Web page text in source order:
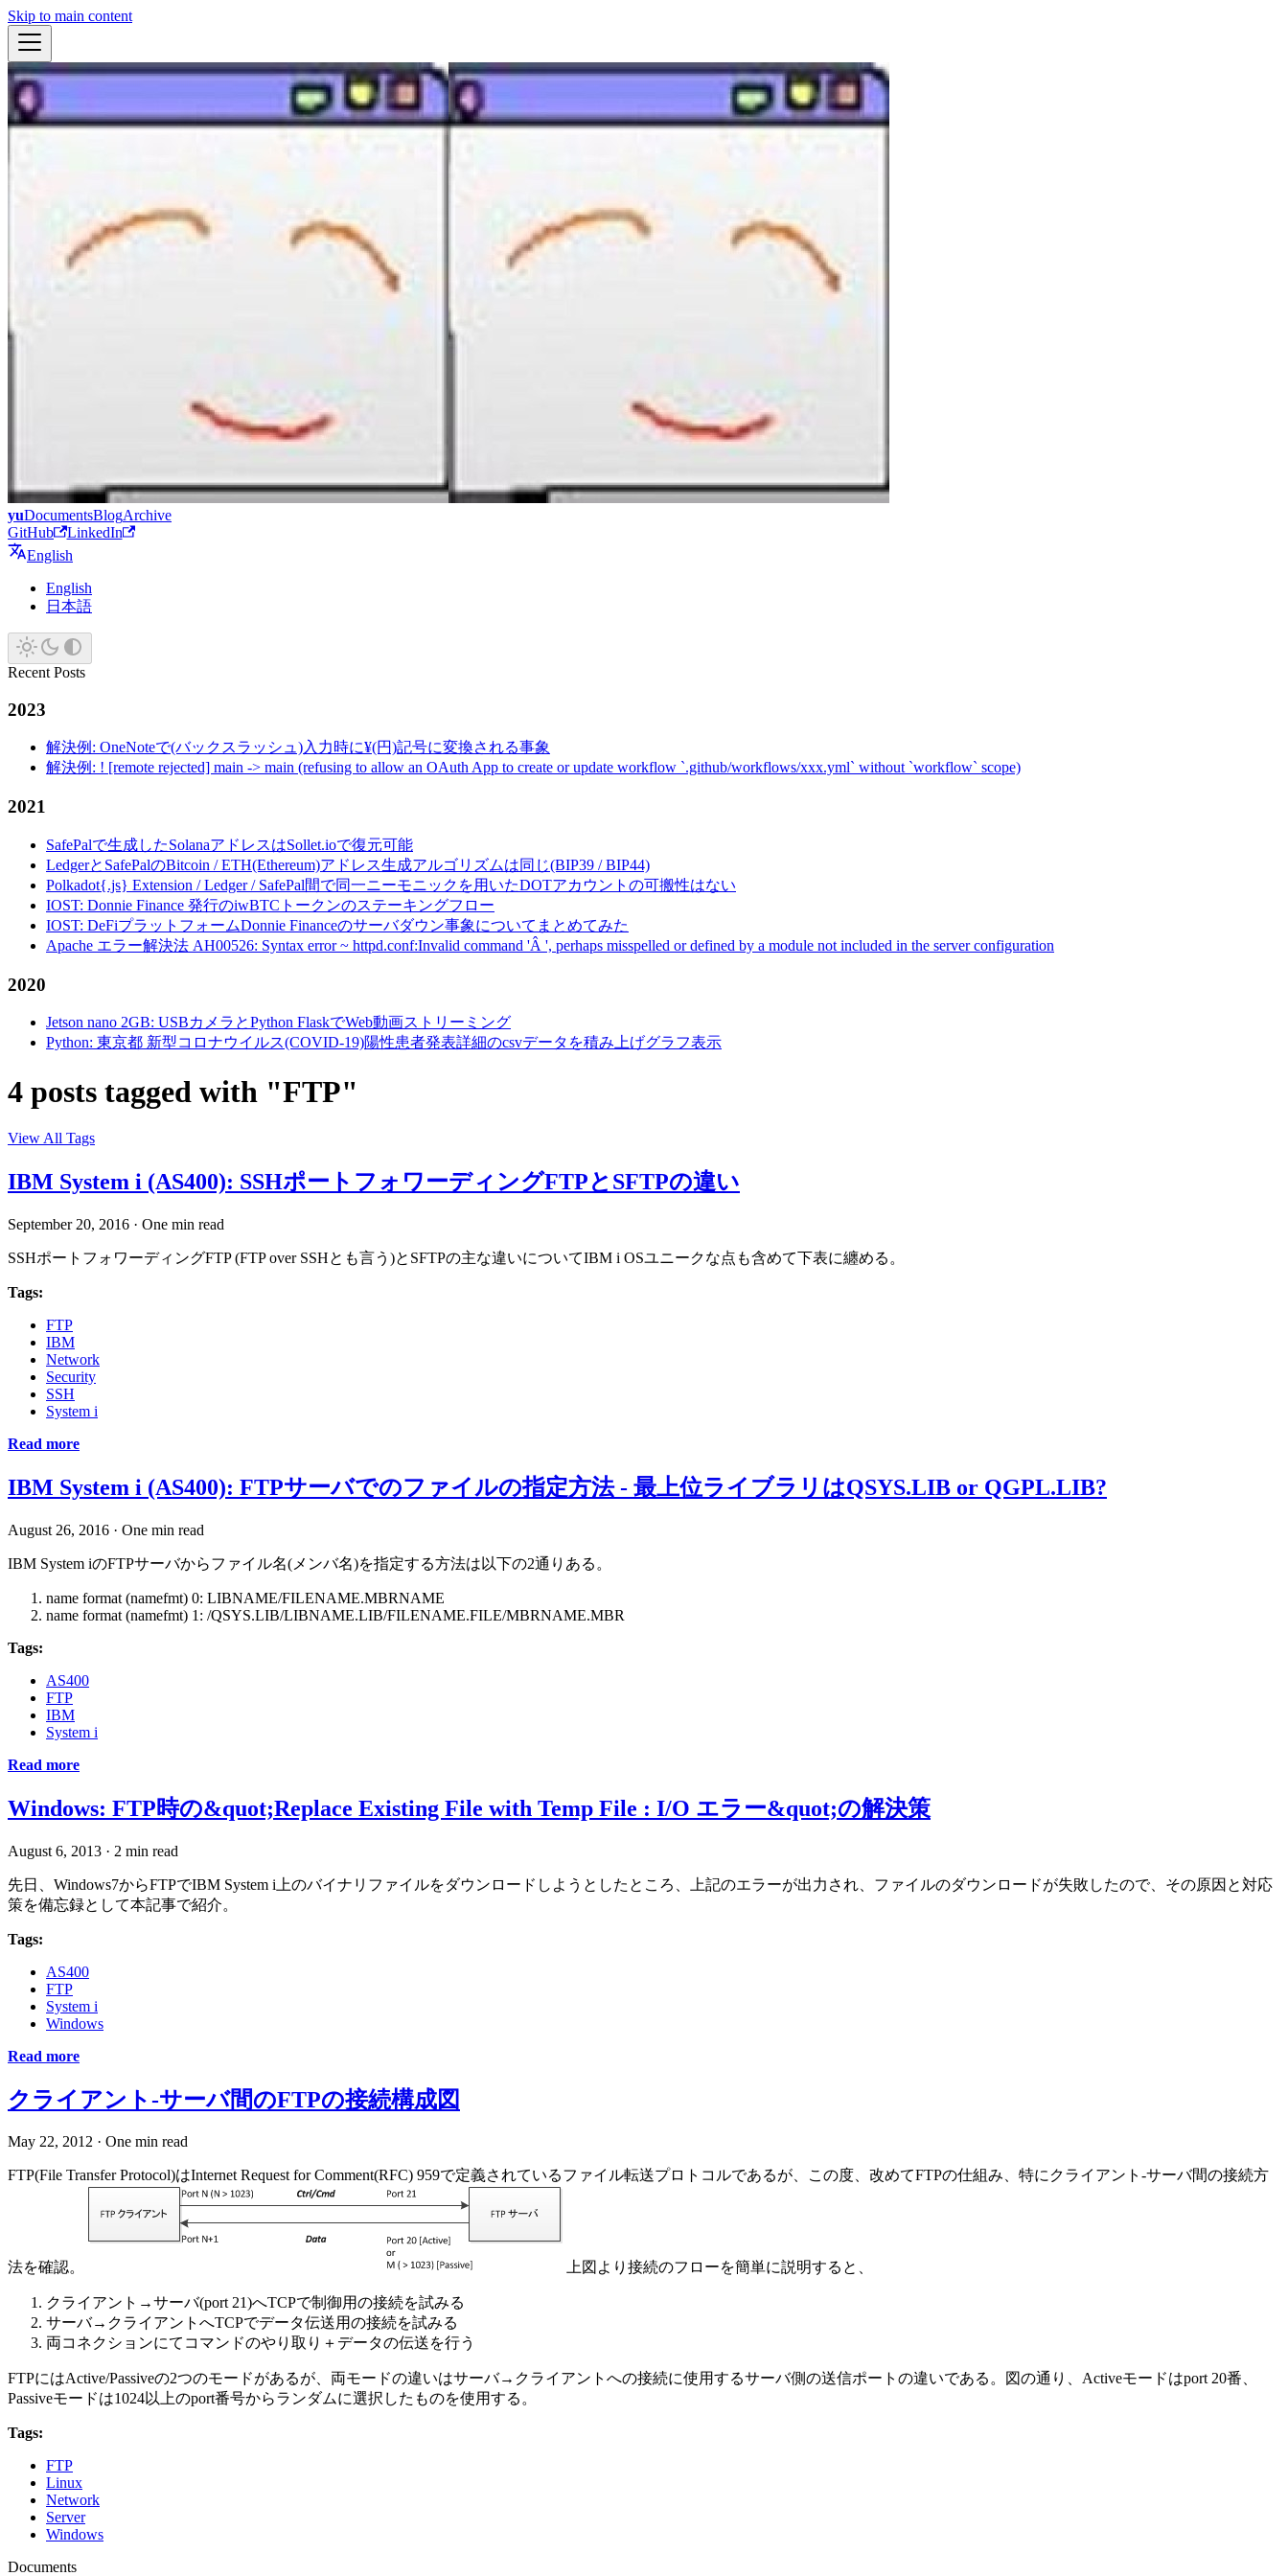
Skip to main content
yuDocumentsBlogArchive
GitHub
LinkedIn
English
English
日本語
Recent Posts
2023
解決例: OneNoteで(バックスラッシュ)入力時に¥(円)記号に変換される事象
解決例: ! [remote rejected] main -> main (refusing to allow an OAuth App to create or update workflow `.github/workflows/xxx.yml` without `workflow` scope)
2021
SafePalで生成したSolanaアドレスはSollet.ioで復元可能
LedgerとSafePalのBitcoin / ETH(Ethereum)アドレス生成アルゴリズムは同じ(BIP39 / BIP44)
Polkadot{.js} Extension / Ledger / SafePal間で同一ニーモニックを用いたDOTアカウントの可搬性はない
IOST: Donnie Finance 発行のiwBTCトークンのステーキングフロー
IOST: DeFiプラットフォームDonnie Financeのサーバダウン事象についてまとめてみた
Apache エラー解決法 AH00526: Syntax error ~ httpd.conf:Invalid command 'Â ', perhaps misspelled or defined by a module not included in the server configuration
2020
Jetson nano 2GB: USBカメラとPython FlaskでWeb動画ストリーミング
Python: 東京都 新型コロナウイルス(COVID-19)陽性患者発表詳細のcsvデータを積み上げグラフ表示
4 posts tagged with "FTP"
View All Tags
IBM System i (AS400): SSHポートフォワーディングFTPとSFTPの違い
September 20, 2016 · One min read
SSHポートフォワーディングFTP (FTP over SSHとも言う)とSFTPの主な違いについてIBM i OSユニークな点も含めて下表に纏める。
Tags:
FTP
IBM
Network
Security
SSH
System i
Read more
IBM System i (AS400): FTPサーバでのファイルの指定方法 - 最上位ライブラリはQSYS.LIB or QGPL.LIB?
August 26, 2016 · One min read
IBM System iのFTPサーバからファイル名(メンバ名)を指定する方法は以下の2通りある。
name format (namefmt) 0: LIBNAME/FILENAME.MBRNAME
name format (namefmt) 1: /QSYS.LIB/LIBNAME.LIB/FILENAME.FILE/MBRNAME.MBR
Tags:
AS400
FTP
IBM
System i
Read more
Windows: FTP時の&quot;Replace Existing File with Temp File : I/O エラー&quot;の解決策
August 6, 2013 · 2 min read
先日、Windows7からFTPでIBM System i上のバイナリファイルをダウンロードしようとしたところ、上記のエラーが出力され、ファイルのダウンロードが失敗したので、その原因と対応
策を備忘録として本記事で紹介。
Tags:
AS400
FTP
System i
Windows
Read more
クライアント-サーバ間のFTPの接続構成図
May 22, 2012 · One min read
FTP(File Transfer Protocol)はInternet Request for Comment(RFC) 959で定義されているファイル転送プロトコルであるが、この度、改めてFTPの仕組み、特にクライアント-サーバ間の接続方
法を確認。 上図より接続のフローを簡単に説明すると、
クライアント→サーバ(port 21)へTCPで制御用の接続を試みる
サーバ→クライアントへTCPでデータ伝送用の接続を試みる
両コネクションにてコマンドのやり取り＋データの伝送を行う
FTPにはActive/Passiveの2つのモードがあるが、両モードの違いはサーバ→クライアントへの接続に使用するサーバ側の送信ポートの違いである。図の通り、Activeモードはport 20番、
Passiveモードは1024以上のport番号からランダムに選択したものを使用する。
Tags:
FTP
Linux
Network
Server
Windows
Documents